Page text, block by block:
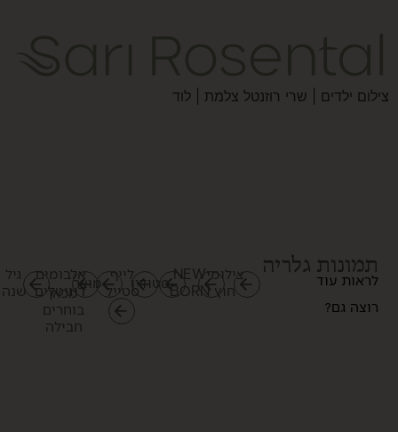
צילום ילדים | שרי רוזנטל צלמת | לוד
תמונות גלריה לראות עוד
צילומי
חוץ
NEW
BORNסטודיולייף
סטייל מוצראלבומים
דיגיטלים
גיל
שנה
רוצה גם?
מכאן
בוחרים
חבילה